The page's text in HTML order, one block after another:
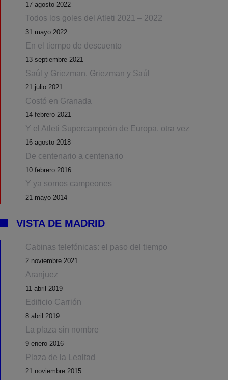
17 agosto 2022
Todos los goles del Atleti 2021 – 2022
31 mayo 2022
En el tiempo de descuento
13 septiembre 2021
Saúl y Griezman, Griezman y Saúl
21 julio 2021
Costó en Granada
14 febrero 2021
Y el Atleti Supercampeón de Europa, otra vez
16 agosto 2018
De centenario a centenario
10 febrero 2016
Y ya somos campeones
21 mayo 2014
VISTA DE MADRID
Cabinas telefónicas: el paso del tiempo
2 noviembre 2021
Aranjuez
11 abril 2019
Edificio Carrión
8 abril 2019
La plaza sin nombre
9 enero 2016
Plaza de la Lealtad
21 noviembre 2015